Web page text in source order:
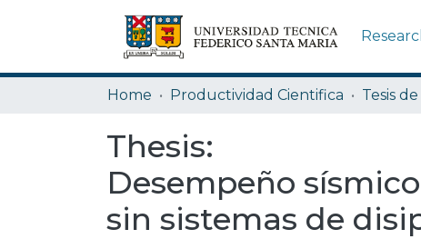
Home Productividad Cientifica Tesis
Thesis:
Desempeño
sin sistemas de